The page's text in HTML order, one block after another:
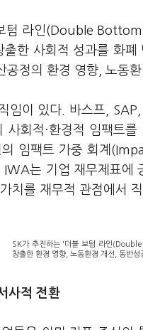
텀 라인(Double
출한 사회적 성과를 화
공정의 환경 영향, 노동
임이 있다. 바스프,
회적·환경적 임팩트
의 임팩트 가중 회계
는 기업 재무제표에
치를 재무적 관점에서
SK가 추진하는 '더블 보텀 라인
창출한 환경 영향, 노동환경 개선, 동반
사적 전환